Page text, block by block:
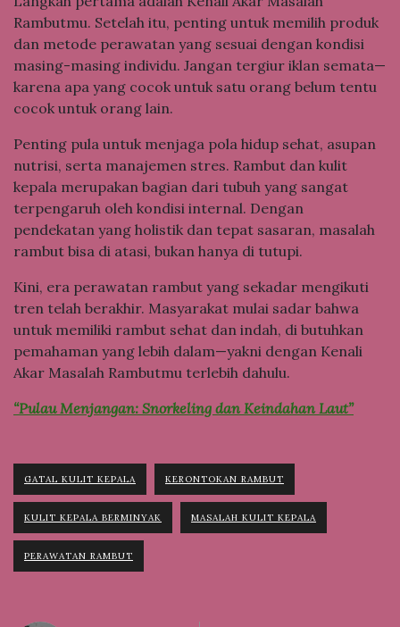
Rambutmu. Setelah itu, penting untuk memilih produk
dan metode perawatan yang sesuai dengan kondisi
masing-masing individu. Jangan tergiur iklan semata—
karena apa yang cocok untuk satu orang belum tentu
cocok untuk orang lain.
Penting pula untuk menjaga pola hidup sehat, asupan
nutrisi, serta manajemen stres. Rambut dan kulit
kepala merupakan bagian dari tubuh yang sangat
terpengaruh oleh kondisi internal. Dengan
pendekatan yang holistik dan tepat sasaran, masalah
rambut bisa di atasi, bukan hanya di tutupi.
Kini, era perawatan rambut yang sekadar mengikuti
tren telah berakhir. Masyarakat mulai sadar bahwa
untuk memiliki rambut sehat dan indah, di butuhkan
pemahaman yang lebih dalam—yakni dengan Kenali
Akar Masalah Rambutmu terlebih dahulu.
“Pulau Menjangan: Snorkeling dan Keindahan Laut”
GATAL KULIT KEPALA KERONTOKAN RAMBUT
KULIT KEPALA BERMINYAK MASALAH KULIT KEPALA
PERAWATAN RAMBUT